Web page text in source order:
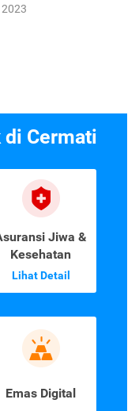
di Cermati
Jiwa &
Kesehatan
Lihat Detail
Emas Digital